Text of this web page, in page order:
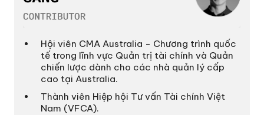
Hội viên CMA Australia - Chương trình quốc
tế trong lĩnh vực Quản trị tài chính và Quản
chiến lược dành cho các nhà quản lý cấp
cao tại Australia.
Thành viên Hiệp hội Tư vấn Tài chính Việt
Nam (VFCA).